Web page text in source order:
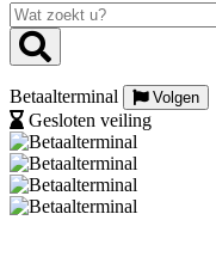
Wat
zoekt
u?
Betaalterminal Volgen
Gesloten veiling